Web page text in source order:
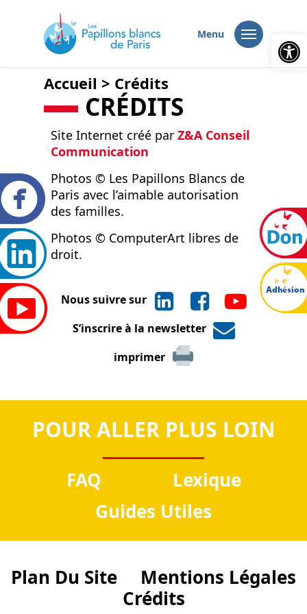
Ouvrir
Menu
Accueil > Crédits
CRÉDITS
Site Internet créé par Z&A Conseil
Communication
Photos © Les Papillons Blancs de
Paris avec l’aimable autorisation
des familles.
Photos © ComputerArt libres de
droit.
Nous suivre sur
S’inscrire à la newsletter
imprimer
POUR ALLER PLUS LOIN
FAQ
Lexique
Guides Utiles
Plan Du Site
Mentions Légales
Crédits